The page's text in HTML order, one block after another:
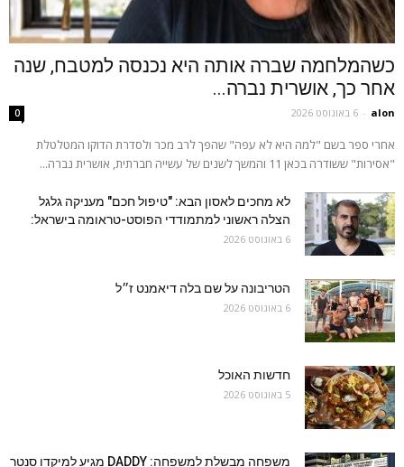
כשהמלחמה שברה אותה היא נכנסה למטבח, שנה
אחר כך, אושרית נברה...
alon
- 6 באוגוסט 2026 0
אחרי ספר בשם "למה היא לא עפה" שהפך לרב מכר ולסדרת הדוקו המטלטלת
"אסירות" ששודרה בכאן 11 והמשך לשנים של עשייה חברתית, אושרית נברה...
לא מחכים לאסון הבא: "טיפול חכם" מעניקה גלגל
הצלה ראשוני למתמודדי הפוסט-טראומה בישראל:
6 באוגוסט 2026
הטריבונה על שם בלה דיאמנט ז״ל
6 באוגוסט 2026
חדשות האוכל
5 באוגוסט 2026
משפחה מבשלת למשפחה: DADDY מגיע למיקדו סנטר